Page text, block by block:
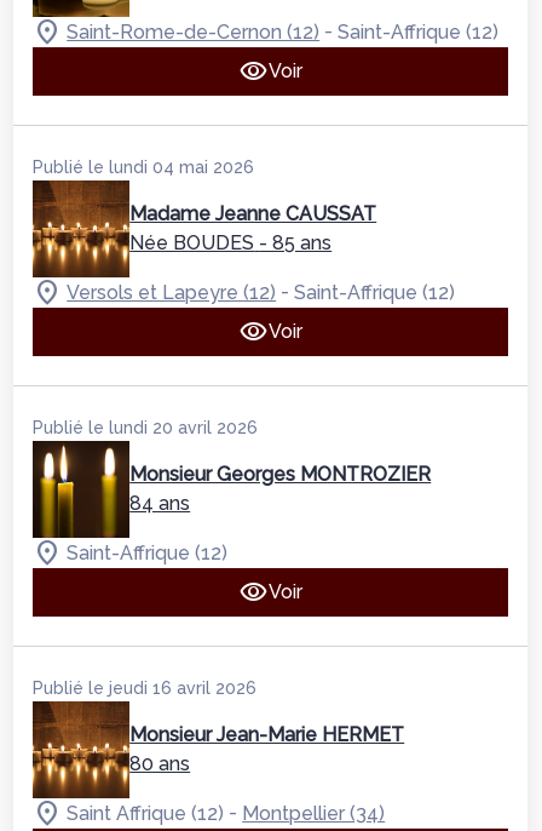
Saint-Rome-de-Cernon (12) -Saint-Affrique (12)
Voir
Publié le lundi 04 mai 2026
Madame Jeanne CAUSSAT
Née BOUDES - 85 ans
Versols et Lapeyre (12) -Saint-Affrique (12)
Voir
Publié le lundi 20 avril 2026
Monsieur Georges MONTROZIER
84 ans
Saint-Affrique (12)
Voir
Publié le jeudi 16 avril 2026
Monsieur Jean-Marie HERMET
80 ans
Saint Affrique (12) - Montpellier (34)